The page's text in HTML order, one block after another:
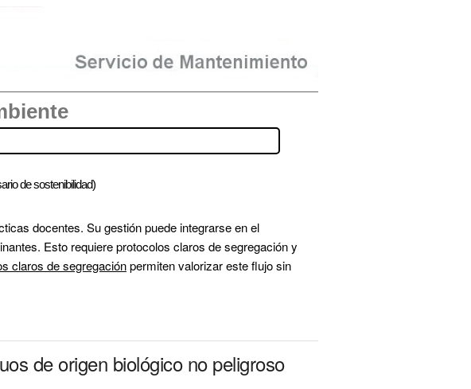
de sostenibilidad)
docentes. Su gestión puede integrarse en el
Esto requiere protocolos claros de segregación y
claros de segregación permiten valorizar este flujo sin
de origen biológico no peligroso